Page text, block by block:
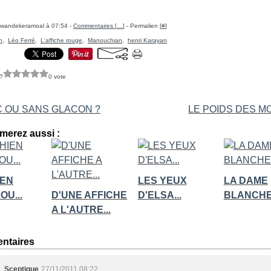
à 07:54 - Commentaires [ ] - Permalien [#]
Léo Ferré L'affiche rouge Manouchian henri Karayan
0 vote
OU SANS GLACON ? LE POIDS DES
aussi :
D'UNE AFFICHE
A L'AUTRE...
LES YEUX
D'ELSA...
LA DAME
Sceptique 27/11/2011 08:22